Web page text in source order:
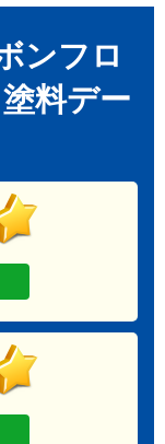
ンフロ
料デー